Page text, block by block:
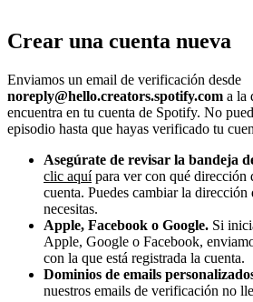
Crear una cuenta nueva
Enviamos un email de verificación desde
noreply@hello.creators.spotify.com a la
encuentra en tu cuenta de Spotify. No
episodio hasta que hayas verificado tu
Asegúrate de revisar la bandeja
clic aquípara ver con qué dirección
cuenta. Puedes cambiar la
necesitas.
Apple, Facebook o Google. Si
Apple, Google o Facebook,
con la que está registrada la cuenta.
Dominios de emails
nuestros emails de verificación no